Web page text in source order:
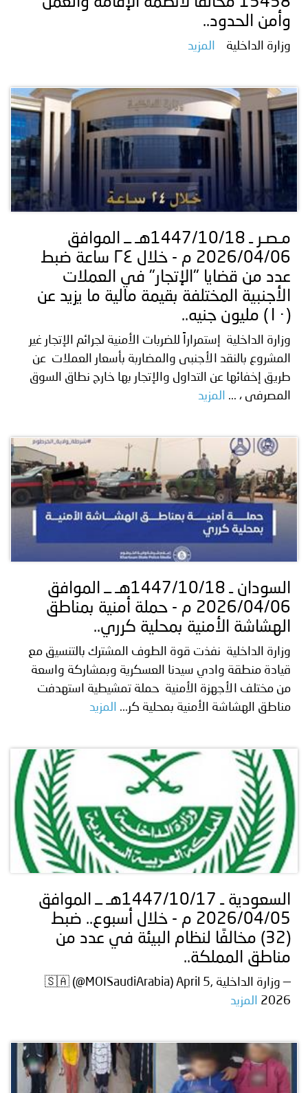
وأمن الحدود..
وزارة الداخلية المزيد
مـصـر ـ 1447/10/18هـ ــ الموافق
2026/04/06 م - خلال ٢٤ ساعة ضبط
عدد من قضايا "الإتجار" في العملات
الأجنبية المختلفة بقيمة مالية ما يزيد عن
(١٠) مليون جنيه..
وزارة الداخلية إستمراراً للضربات الأمنية لجرائم الإتجار غير
المشروع بالنقد الأجنبى والمضاربة بأسعار العملات عن
طريق إخفائها عن التداول والإتجار بها خارج نطاق السوق
المصرفى ، ...
المزيد
السودان ـ 1447/10/18هـ ــ الموافق
2026/04/06 م - حملة أمنية بمناطق
الهشاشة الأمنية بمحلية كرري..
وزارة الداخلية نفذت قوة الطوف المشترك بالتنسيق مع
قيادة منطقة وادي سيدنا العسكرية وبمشاركة واسعة
من مختلف الأجهزة الأمنية حملة تمشيطية استهدفت
مناطق الهشاشة الأمنية بمحلية كر...
المزيد
السعودية ـ 1447/10/17هـ ــ الموافق
2026/04/05 م - خلال أسبوع.. ضبط
(32) مخالفًا لنظام البيئة في عدد من
مناطق المملكة..
— وزارة الداخلية 🇸🇦 (@MOISaudiArabia) April 5,
2026
المزيد